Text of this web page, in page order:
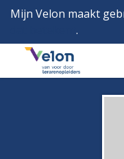
Mijn Velon maakt
.
Menu